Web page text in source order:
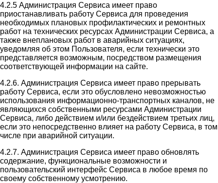
4.2.5 Администрация Сервиса имеет право
приостанавливать работу Сервиса для проведения
необходимых плановых профилактических и ремонтных
работ на технических ресурсах Администрации Сервиса, а
также внеплановых работ в аварийных ситуациях,
уведомляя об этом Пользователя, если технически это
представляется возможным, посредством размещения
соответствующей информации на сайте.
4.2.6. Администрация Сервиса имеет право прерывать
работу Сервиса, если это обусловлено невозможностью
использования информационно-транспортных каналов, не
являющихся собственными ресурсами Администрации
Сервиса, либо действием и/или бездействием третьих лиц,
если это непосредственно влияет на работу Сервиса, в том
числе при аварийной ситуации.
4.2.7. Администрация Сервиса имеет право обновлять
содержание, функциональные возможности и
пользовательский интерфейс Сервиса в любое время по
своему собственному усмотрению.